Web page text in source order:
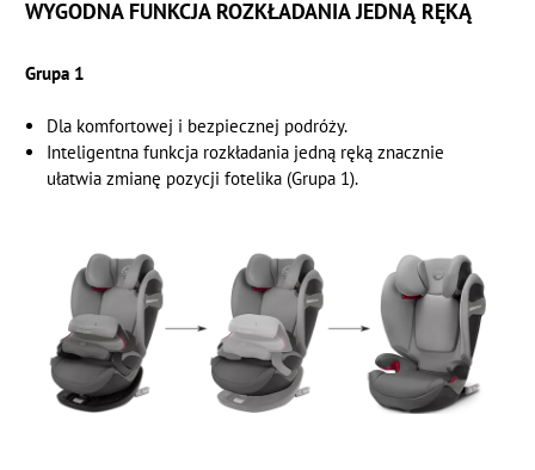
WYGODNA FUNKCJA ROZKŁADANIA JEDNĄ RĘKĄ
Grupa 1
Dla komfortowej i bezpiecznej podróży.
Inteligentna funkcja rozkładania jedną ręką znacznie
ułatwia zmianę pozycji fotelika (Grupa 1).